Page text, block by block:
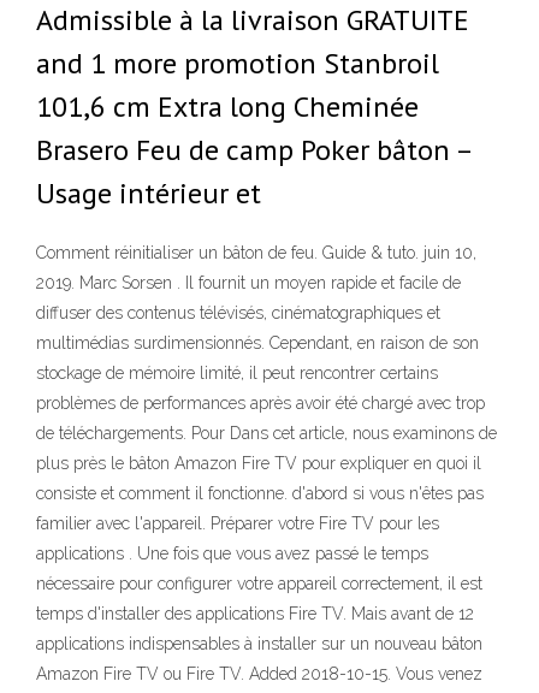
Admissible à la livraison GRATUITE
and 1 more promotion Stanbroil
101,6 cm Extra long Cheminée
Brasero Feu de camp Poker bâton –
Usage intérieur et
Comment réinitialiser un bâton de feu. Guide & tuto. juin 10,
2019. Marc Sorsen . Il fournit un moyen rapide et facile de
diffuser des contenus télévisés, cinématographiques et
multimédias surdimensionnés. Cependant, en raison de son
stockage de mémoire limité, il peut rencontrer certains
problèmes de performances après avoir été chargé avec trop
de téléchargements. Pour Dans cet article, nous examinons de
plus près le bâton Amazon Fire TV pour expliquer en quoi il
consiste et comment il fonctionne. d'abord si vous n'êtes pas
familier avec l'appareil. Préparer votre Fire TV pour les
applications . Une fois que vous avez passé le temps
nécessaire pour configurer votre appareil correctement, il est
temps d'installer des applications Fire TV. Mais avant de 12
applications indispensables à installer sur un nouveau bâton
Amazon Fire TV ou Fire TV. Added 2018-10-15. Vous venez